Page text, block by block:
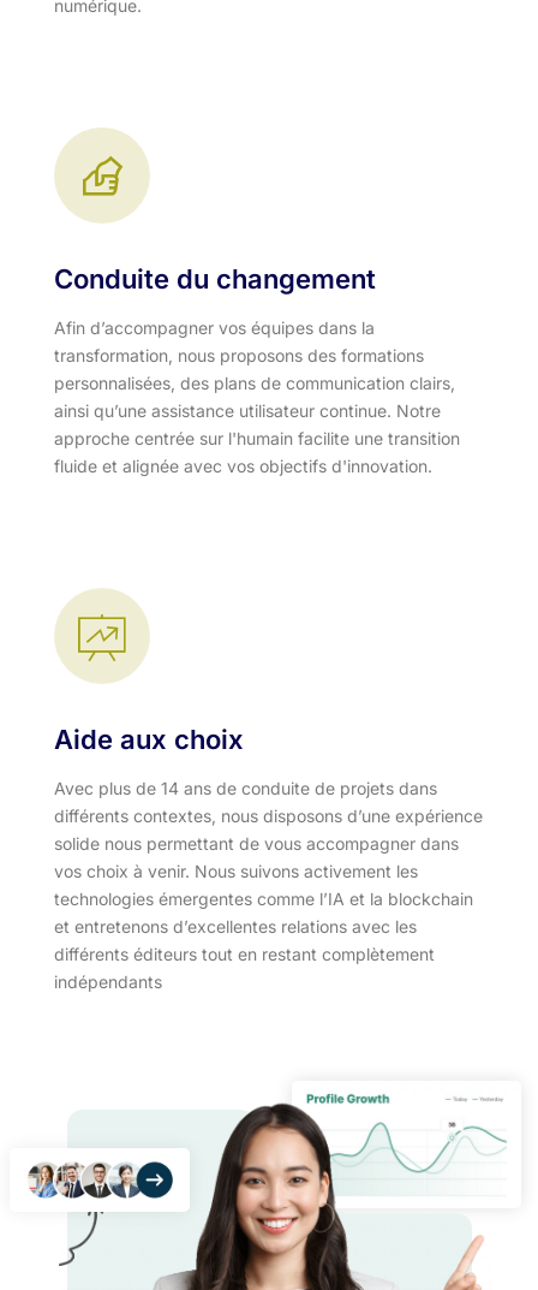
numérique.
Conduite du changement
Afin d’accompagner vos équipes dans la
transformation, nous proposons des formations
personnalisées, des plans de communication clairs,
ainsi qu’une assistance utilisateur continue. Notre
approche centrée sur l'humain facilite une transition
fluide et alignée avec vos objectifs d'innovation.​
Aide aux choix
Avec plus de 14 ans de conduite de projets dans
différents contextes, nous disposons d’une expérience
solide nous permettant de vous accompagner dans
vos choix à venir. Nous suivons activement les
technologies émergentes comme l’IA et la blockchain
et entretenons d’excellentes relations avec les
différents éditeurs tout en restant complètement
indépendants